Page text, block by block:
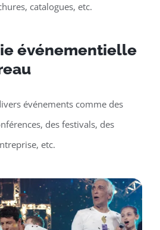
catalogues, etc.
événementielle
événements comme des
des festivals, des
etc.